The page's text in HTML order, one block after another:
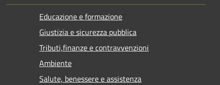
Educazione e formazione
Giustizia e sicurezza pubblica
Tributi,finanze e contravvenzioni
Ambiente
Salute, benessere e assistenza